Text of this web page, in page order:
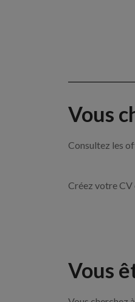
Vous
Consultez les
Créez votre CV
Vous